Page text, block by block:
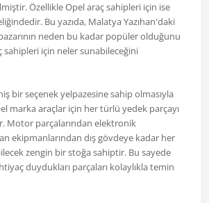
Özellikle Opel araç sahipleri için ise
Bu yazıda, Malatya Yazıhan'daki
neden bu kadar popüler olduğunu
sahipleri için neler sunabileceğini
bir seçenek yelpazesine sahip olmasıyla
marka araçlar için her türlü yedek parçayı
Motor parçalarından elektronik
ekipmanlarından dış gövdeye kadar her
zengin bir stoğa sahiptir. Bu sayede
duydukları parçaları kolaylıkla temin